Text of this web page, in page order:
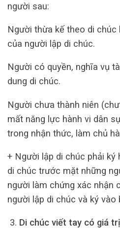
người sau:
Người thừa kế theo di
của người lập di chúc.
Người có quyền, nghĩa vụ
dung di chúc.
Người chưa thành niên
mất năng lực hành vi dân
trong nhận thức, làm chủ
+ Người lập di chúc phải
di chúc trước mặt những
người làm chứng xác nhận
người lập di chúc và ký vào
Di chúc viết tay có giá